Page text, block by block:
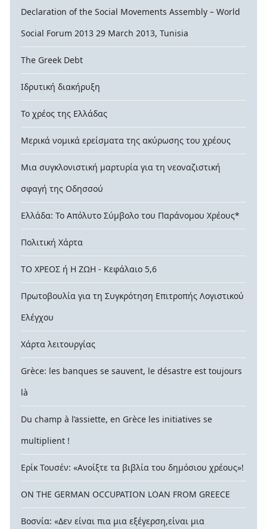
Declaration of the Social Movements Assembly – World
Social Forum 2013 29 March 2013, Tunisia
The Greek Debt
Ιδρυτική διακήρυξη
Το χρέος της Ελλάδας
Μερικά νομικά ερείσματα της ακύρωσης του χρέους
Μια συγκλονιστική μαρτυρία για τη νεοναζιστική
σφαγή της Οδησσού
Ελλάδα: Το Απόλυτο Σύμβολο του Παράνομου Χρέους*
Πολιτική Χάρτα
ΤΟ ΧΡΕΟΣ ή Η ΖΩΗ - Κεφάλαιο 5,6
Πρωτοβουλία για τη Συγκρότηση Επιτροπής Λογιστικού
Ελέγχου
Χάρτα λειτουργίας
Grèce: les banques se sauvent, le désastre est toujours
là
Du champ à l’assiette, en Grèce les initiatives se
multiplient !
Ερίκ Τουσέν: «Ανοίξτε τα βιβλία του δημόσιου χρέους»!
ON THE GERMAN OCCUPATION LOAN FROM GREECE
Βοσνία: «Δεν είναι πια μια εξέγερση,είναι μια